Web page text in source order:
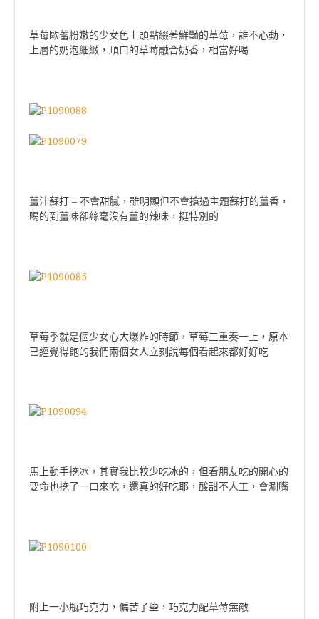
草莓歐蕾粉嫩的少女色上頭點綴著鮮豔的草莓，誰不心動，
上層的奶泡細緻，順口的草莓融合奶香，相當好喝
薑汁蘇打 – 不會甜膩，雖明顯但不會搶過主題蘇打的薑香，
喝的到薑味卻絲毫沒有薑的辣味，挺特別的
草莓季就是個少女心大爆炸的時節，草莓三重奏一上，原本
已經覺得飽的我們兩個女人立刻說每個看起來都好好吃
馬上動手挖冰，其實我比較少吃冰的，但看朋友吃的開心的
要命也挖了一口來吃，還真的好吃耶，酸甜不人工，會涮嘴
附上一小瓶巧克力，偏苦了些，巧克力配草莓無敵